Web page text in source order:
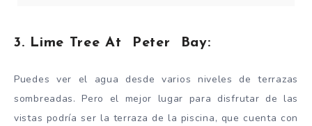
3. Lime Tree At Peter Bay:
Puedes ver el agua desde varios niveles de terrazas
sombreadas. Pero el mejor lugar para disfrutar de las
vistas podría ser la terraza de la piscina, que cuenta con